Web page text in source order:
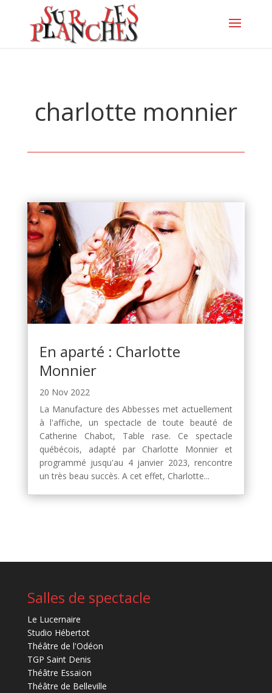
charlotte monnier
En aparté : Charlotte
Monnier
20 Nov 2022
La Manufacture des Abbesses met actuellement
à l'affiche, un spectacle de toute beauté de
Catherine Chabot, Table rase. Ce spectacle
québécois, adapté par Charlotte Monnier et
programmé jusqu'au 4 janvier 2023, rencontre
un très beau succès. A cet effet, Charlotte...
Salles de spectacle
Le Lucernaire
Studio Hébertot
Théâtre de l'Odéon
TGP Saint Denis
Théâtre Essaïon
Théâtre de Belleville